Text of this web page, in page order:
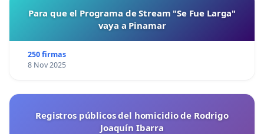
Para que el Programa de Stream "Se Fue Larga"
vaya a Pinamar
250 firmas
8 Nov 2025
Registros públicos del homicidio de Rodrigo
Joaquín Ibarra